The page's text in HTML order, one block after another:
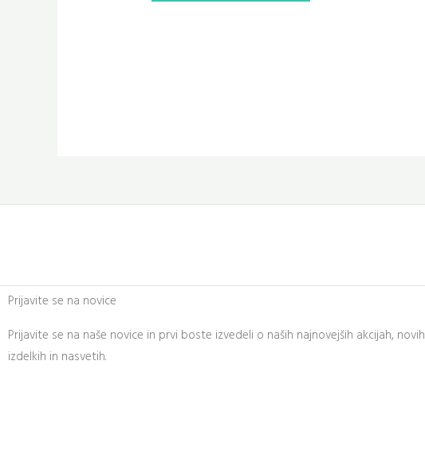
Prijavite se na novice
Prijavite se na naše novice in prvi boste izvedeli o naših najnovejših akcijah, novih
izdelkih in nasvetih.